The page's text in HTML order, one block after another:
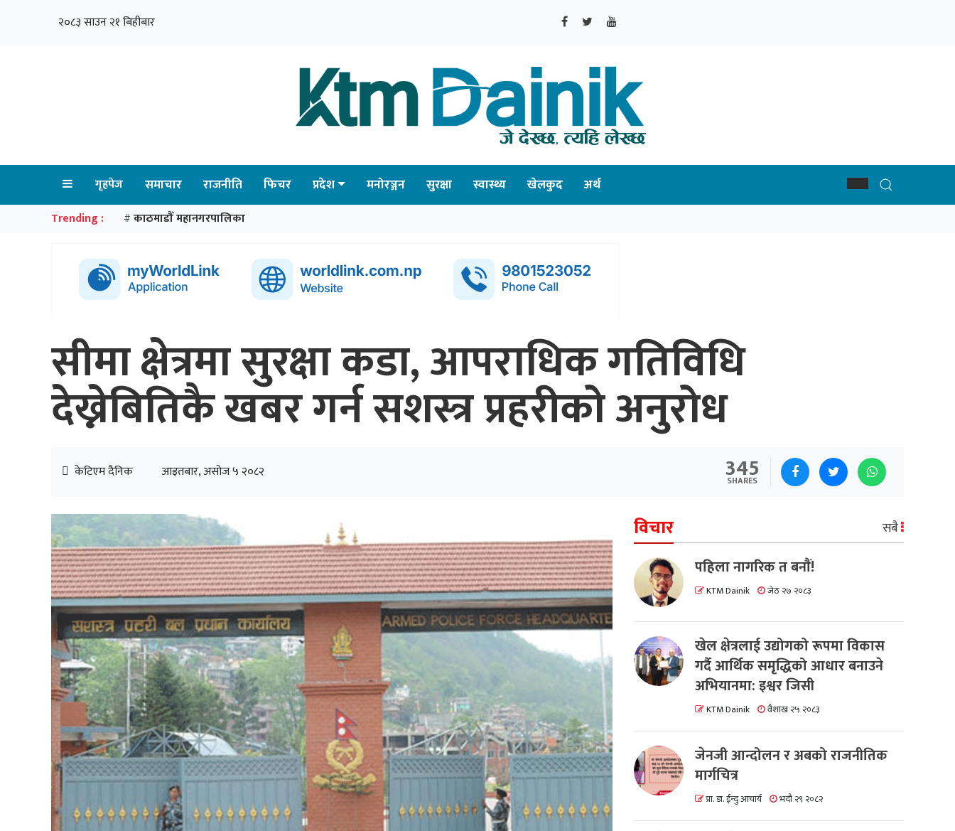
२०८३ साउन २१ बिहीबार
गृहपेज समाचार राजनीति फिचर प्रदेश मनोरञ्जन सुरक्षा स्वास्थ्य खेलकुद अर्थ
Trending : # काठमाडौँ महानगरपालिका
सीमा क्षेत्रमा सुरक्षा कडा, आपराधिक गतिविधि
देख्नेबितिकै खबर गर्न सशस्त्र प्रहरीको अनुरोध
केटिएम दैनिक आइतबार, असोज ५ २०८२ 345
SHARES
विचार सबै
पहिला नागरिक त बनाैं!
KTM Dainik जेठ २७ २०८३
खेल क्षेत्रलाई उद्योगको रूपमा विकास
गर्दै आर्थिक समृद्धिको आधार बनाउने
अभियानमा: इश्वर जिसी
KTM Dainik वैशाख २५ २०८३
जेनजी आन्दोलन र अबको राजनीतिक
मार्गचित्र
प्रा. डा. ईन्दु आचार्य भदौ २९ २०८२